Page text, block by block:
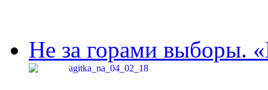
Не за горами выборы.